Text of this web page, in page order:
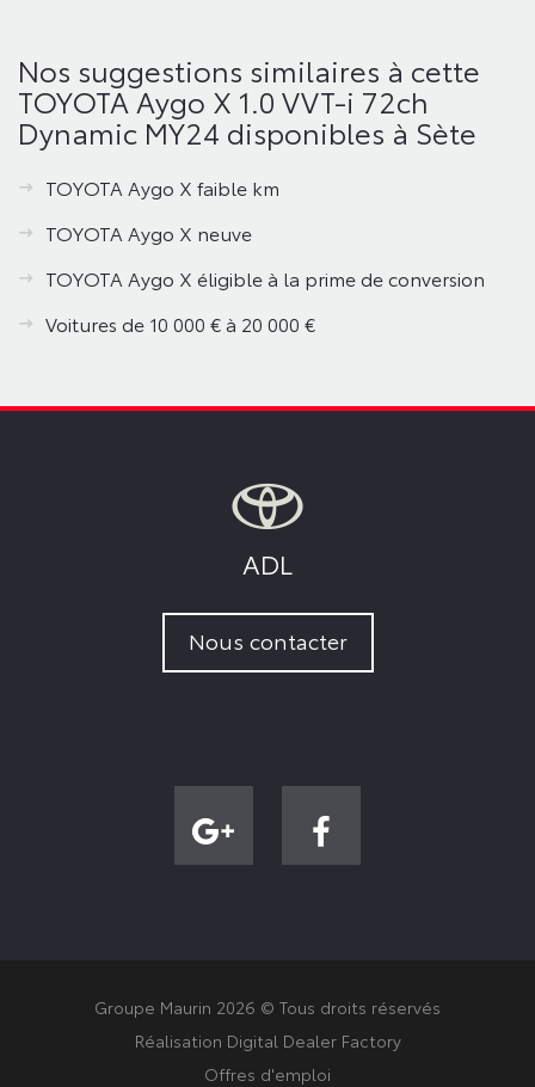
Nos suggestions similaires à cette
TOYOTA Aygo X 1.0 VVT-i 72ch
Dynamic MY24 disponibles à Sète
TOYOTA Aygo X faible km
TOYOTA Aygo X neuve
TOYOTA Aygo X éligible à la prime de conversion
Voitures de 10 000 € à 20 000 €
ADL
Nous contacter
Groupe Maurin 2026 © Tous droits réservés
Réalisation Digital Dealer Factory
Offres d'emploi